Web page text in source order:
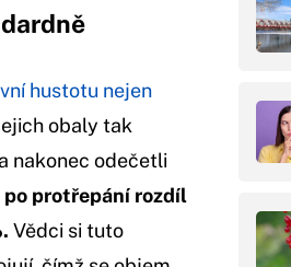
hustotu nejen
obaly tak
nakonec odečetli
protřepání rozdíl
Vědci si tuto